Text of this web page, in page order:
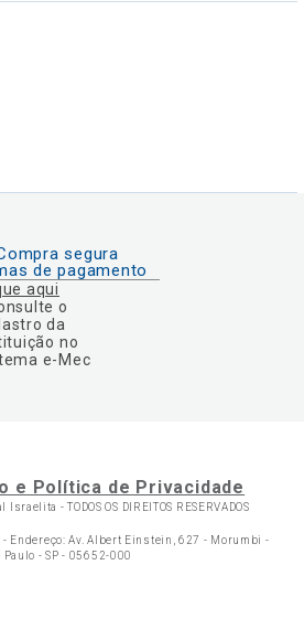
segura
de pagamento
aqui
o
da
no
e-Mec
e Política de Privacidade
Israelita -TODOS OS DIREITOS RESERVADOS
Endereço: Av. Albert Einstein, 627 - Morumbi -
Paulo - SP - 05652-000